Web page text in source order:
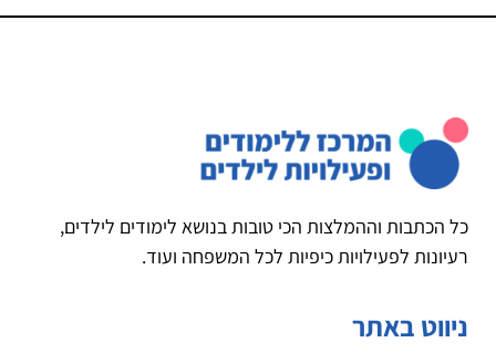
כל הכתבות וההמלצות הכי טובות בנושא לימודים לילדים,
רעיונות לפעילויות כיפיות לכל המשפחה ועוד.
ניווט באתר